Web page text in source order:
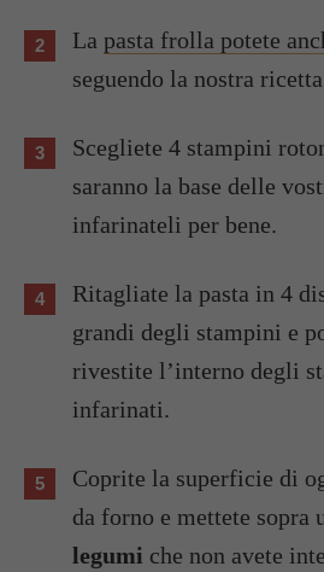
La pasta frolla potete
seguendo la nostra
Scegliete 4 stampini
saranno la base delle
infarinateli per bene.
Ritagliate la pasta in 4
grandi degli stampini e
rivestite l’interno degli
infarinati.
Coprite la superficie di
da forno e mettete sopra
legumi che non avete